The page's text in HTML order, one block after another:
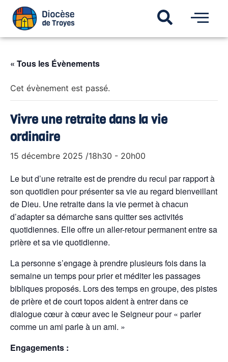
« Tous les Évènements
Cet évènement est passé.
Vivre une retraite dans la vie
ordinaire
15 décembre 2025 /18h30 - 20h00
Le but d’une retraite est de prendre du recul par rapport à
son quotidien pour présenter sa vie au regard bienveillant
de Dieu. Une retraite dans la vie permet à chacun
d’adapter sa démarche sans quitter ses activités
quotidiennes. Elle offre un aller-retour permanent entre sa
prière et sa vie quotidienne.
La personne s’engage à prendre plusieurs fois dans la
semaine un temps pour prier et méditer les passages
bibliques proposés. Lors des temps en groupe, des pistes
de prière et de court topos aident à entrer dans ce
dialogue cœur à cœur avec le Seigneur pour « parler
comme un ami parle à un ami. »
Engagements :